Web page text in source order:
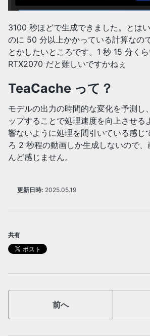
3100 秒ほどで生成できました。とは
のに 50 分以上かかっている計算なの
とかしたいところです。1 秒 15 分く
RTX2070 だと難しいですかねぇ
TeaCache って？
モデルの出力の時間的な変化を予測し
ップすることで処理速度を向上させる
響ないように処理を間引いている感じ
ろ 2 秒程の動画しか生成しないので、
んど感じません。
更新日時: 2025.05.19
共有
前へ